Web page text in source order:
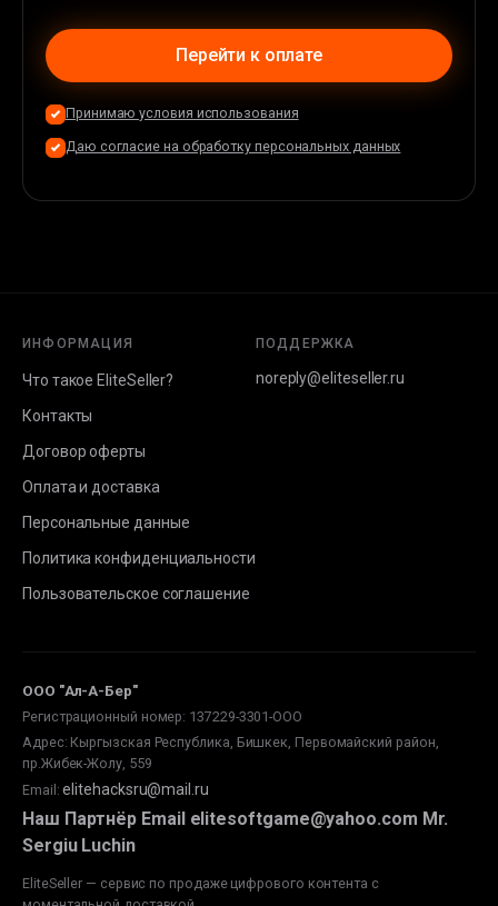
Перейти к оплате
Принимаю условия использования
Даю согласие на обработку персональных данных
ИНФОРМАЦИЯ
Что такое EliteSeller?
Контакты
Договор оферты
Оплата и доставка
Персональные данные
Политика конфиденциальности
Пользовательское соглашение
ПОДДЕРЖКА
noreply@eliteseller.ru
ООО "Ал-А-Бер"
Регистрационный номер: 137229-3301-ООО
Адрес: Кыргызская Республика, Бишкек, Первомайский район,
пр.Жибек-Жолу, 559
Email : elitehacksru@mail.ru
Наш Партнёр Email elitesoftgame@yahoo.com Mr.
Sergiu Luchin
EliteSeller — сервис по продаже цифрового контента с